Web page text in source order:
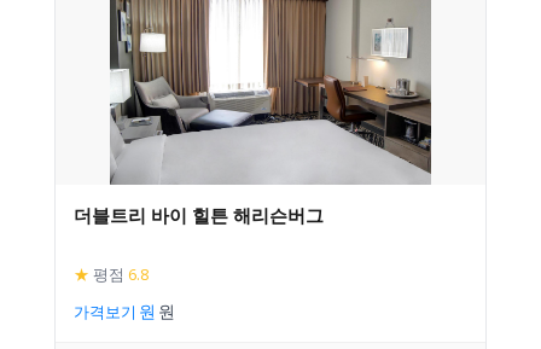
더블트리 바이 힐튼 해리슨버그
★ 평점 6.8
가격보기